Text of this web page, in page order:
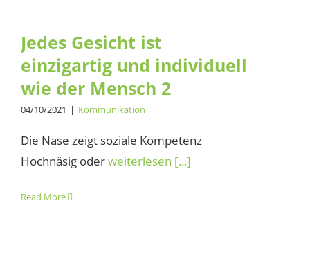
Jedes Gesicht ist
einzigartig und individuell
wie der Mensch 2
04/10/2021 | Kommunikation
Die Nase zeigt soziale Kompetenz
Hochnäsig oderweiterlesen [...]
Read More